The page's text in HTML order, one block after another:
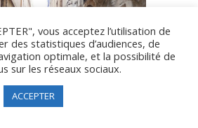
vous acceptez l’utilisation de
des statistiques d’audiences, de
optimale, et la possibilité de
sur les réseaux sociaux.
ACCEPTER